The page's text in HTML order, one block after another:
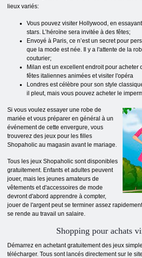
lieux variés:
Vous pouvez visiter Hollywood, en
stars. L’héroïne sera invitée à des fêtes;
Envoyé à Paris, ce n’est un secret pour
que la mode est née. Il y a l'attente de la
couturier;
Milan est un excellent endroit pour acheter
fêtes italiennes animées et visiter l'opéra
Londres est célèbre pour son style
il pleut, mais vous pouvez acheter le
Si vous voulez essayer une robe de
mariée et vous préparer en général à un
événement de cette envergure, vous
trouverez des jeux pour les filles
Shopaholic au magasin avant le mariage.
Tous les jeux Shopaholic sont disponibles
gratuitement. Enfants et adultes peuvent
jouer, mais les jeunes amateurs de
vêtements et d'accessoires de mode
devront d'abord apprendre à compter,
jouer de l'argent peut se terminer assez
se rende au travail un salaire.
Shopping pour achats
Démarrez en achetant gratuitement des jeux
télécharger. Tous sont lancés directement sur le